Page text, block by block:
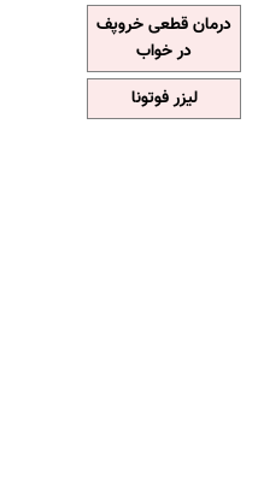
درمان قطعی خروپف
در خواب
لیزر فوتونا